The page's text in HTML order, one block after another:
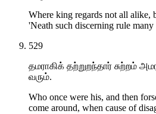
Where king regards not all alike,
'Neath such discerning rule
529
தமராகிக் தற்றுறந்தார் சுற்றம்
வரும்.
Who once were his, and then
come around, when cause of